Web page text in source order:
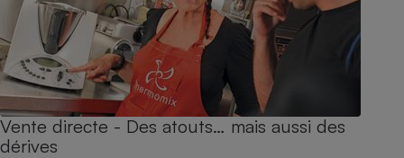
Vente directe - Des atouts… mais aussi des
dérives